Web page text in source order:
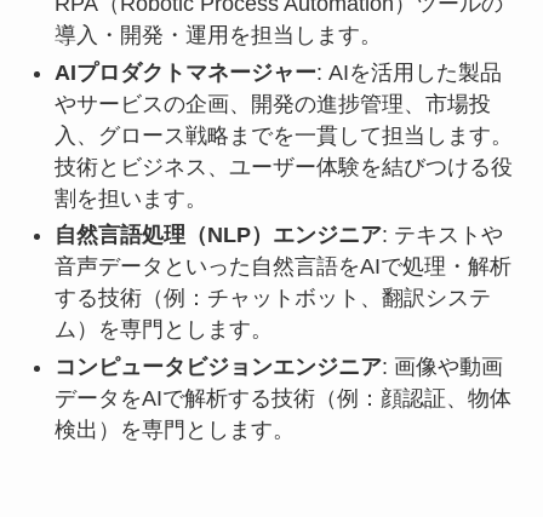
導入・開発・運用を担当します。
AIプロダクトマネージャー: AIを活用した製品
やサービスの企画、開発の進捗管理、市場投
入、グロース戦略までを一貫して担当します。
技術とビジネス、ユーザー体験を結びつける役
割を担います。
自然言語処理（NLP）エンジニア: テキストや
音声データといった自然言語をAIで処理・解析
する技術（例：チャットボット、翻訳システ
ム）を専門とします。
コンピュータビジョンエンジニア: 画像や動画
データをAIで解析する技術（例：顔認証、物体
検出）を専門とします。